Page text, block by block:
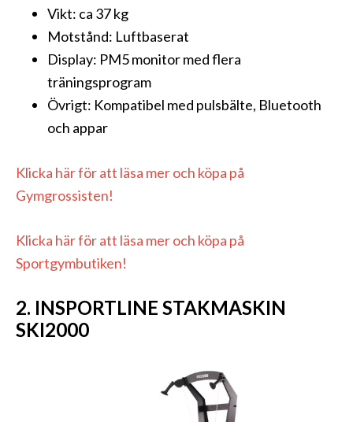
Vikt: ca 37 kg
Motstånd: Luftbaserat
Display: PM5 monitor med flera
träningsprogram
Övrigt: Kompatibel med pulsbälte, Bluetooth
och appar
Klicka här för att läsa mer och köpa på
Gymgrossisten!
Klicka här för att läsa mer och köpa på
Sportgymbutiken!
2. INSPORTLINE STAKMASKIN
SKI2000